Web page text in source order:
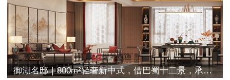
御湖名邸｜800m²轻奢新中式，借巴蜀十二景，承古典之空灵